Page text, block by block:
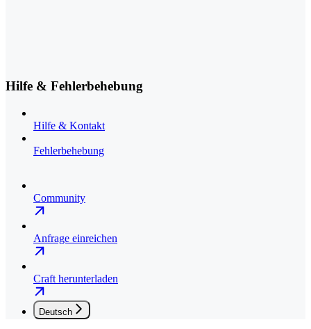
Hilfe & Fehlerbehebung
Hilfe & Kontakt
Fehlerbehebung
Community
Anfrage einreichen
Craft herunterladen
Deutsch